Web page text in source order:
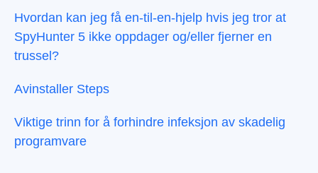
Hvordan kan jeg få en-til-en-hjelp hvis jeg tror at
SpyHunter 5 ikke oppdager og/eller fjerner en
trussel?
Avinstaller Steps
Viktige trinn for å forhindre infeksjon av skadelig
programvare